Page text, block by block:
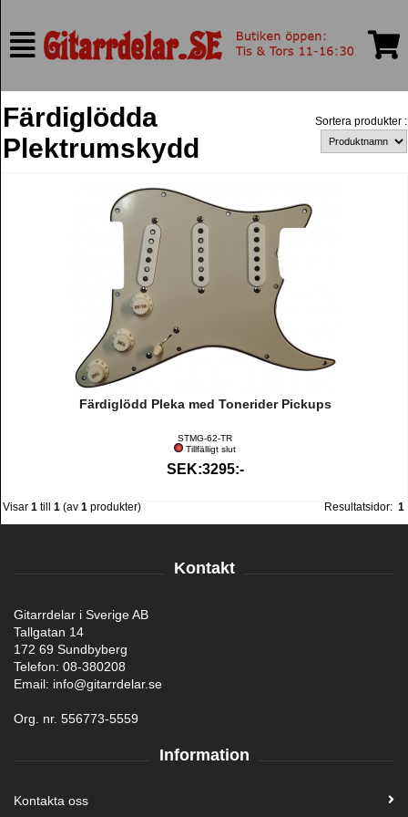
Färdiglödda
Plektrumskydd
Sortera produkter :
Färdiglödd Pleka med Tonerider Pickups
STMG-62-TR
Tillfälligt slut
SEK:3295:-
Visar 1 till 1 (av 1 produkter) Resultatsidor: 1
Kontakt
Gitarrdelar i Sverige AB
Tallgatan 14
172 69 Sundbyberg
Telefon: 08-380208
Email: info@gitarrdelar.se
Org. nr. 556773-5559
Information
Kontakta oss